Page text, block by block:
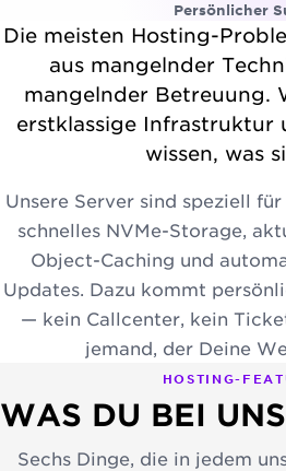
Persönlicher
Die meisten Hosting-
aus mangelnder
mangelnder Betreuung.
erstklassige Infrastruktur
wissen, was
Unsere Server sind speziell
schnelles NVMe-Storage,
Object-Caching und
Updates. Dazu kommt
— kein Callcenter, kein
jemand, der Deine
HOSTING-
WAS DU BEI
Sechs Dinge, die in jedem